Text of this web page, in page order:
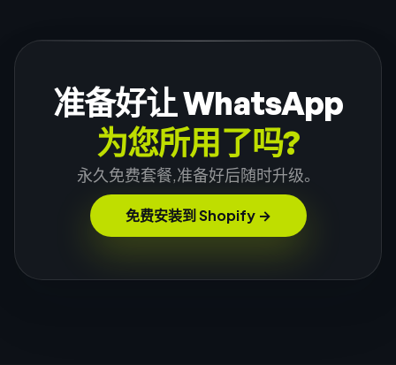
准备好让 WhatsApp
为您所用了吗?
永久免费套餐,准备好后随时升级。
免费安装到 Shopify→